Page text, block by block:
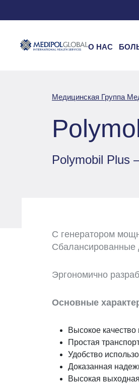
О НАС
Медицинская Группа
Polymobil Plus
С генератором
Сбалансированные
Эргономично
Основные
Высокое
Простая
Удобство
Доказанная
Высокая